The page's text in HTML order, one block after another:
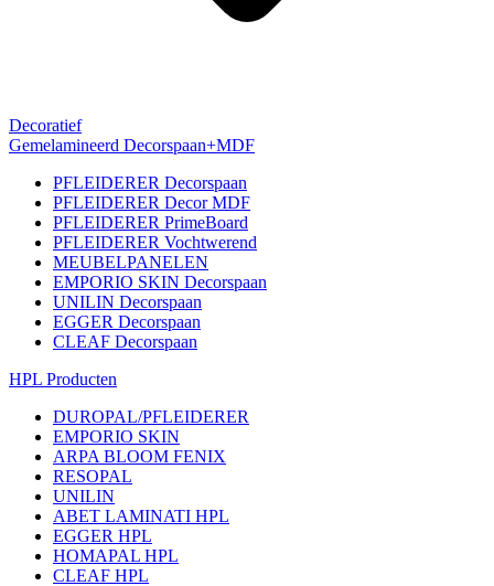
Decoratief
Gemelamineerd Decorspaan+MDF
PFLEIDERER Decorspaan
PFLEIDERER Decor MDF
PFLEIDERER PrimeBoard
PFLEIDERER Vochtwerend
MEUBELPANELEN
EMPORIO SKIN Decorspaan
UNILIN Decorspaan
EGGER Decorspaan
CLEAF Decorspaan
HPL Producten
DUROPAL/PFLEIDERER
EMPORIO SKIN
ARPA BLOOM FENIX
RESOPAL
UNILIN
ABET LAMINATI HPL
EGGER HPL
HOMAPAL HPL
CLEAF HPL